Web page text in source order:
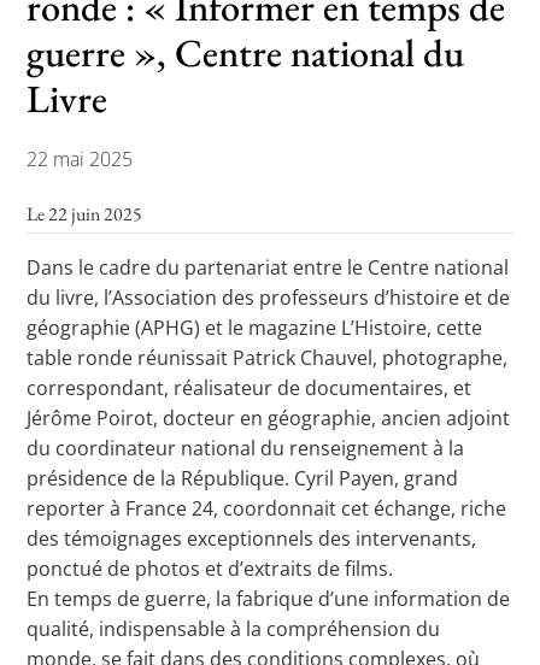
Concours scolaires
Conférences, tables rondes
Critique d’ouvrages publiés
Culture
guerre », Centre national du
Livre
22 mai 2025
Le 22 juin 2025
Dans le cadre du partenariat entre le Centre national
du livre, l’Association des professeurs d’histoire et de
géographie (APHG) et le magazine L’Histoire, cette
table ronde réunissait Patrick Chauvel, photographe,
correspondant, réalisateur de documentaires, et
Jérôme Poirot, docteur en géographie, ancien adjoint
du coordinateur national du renseignement à la
présidence de la République. Cyril Payen, grand
reporter à France 24, coordonnait cet échange, riche
des témoignages exceptionnels des intervenants,
ponctué de photos et d’extraits de films.
En temps de guerre, la fabrique d’une information de
qualité, indispensable à la compréhension du
monde, se fait dans des conditions complexes, où